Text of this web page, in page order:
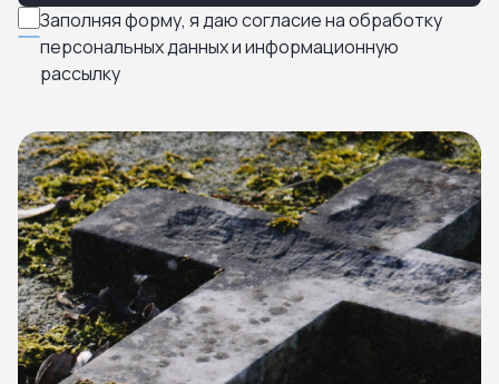
Заполняя форму, я даю согласие на обработку
персональных данных и информационную
рассылку